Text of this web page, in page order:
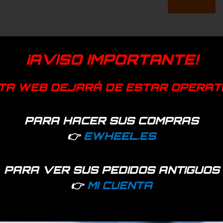
¡AVISO IMPORTANTE!
WEB DEJARÁ DE ESTAR
PARA HACER SUS COMPRAS
👉 EWHEEL.ES
PARA VER SUS PEDIDOS ANTIGUOS
👉 MI CUENTA